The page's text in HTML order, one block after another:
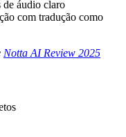
de áudio claro
com tradução como
Notta AI Review 2025